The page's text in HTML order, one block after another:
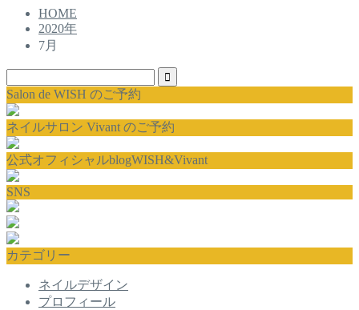
HOME
2020年
7月
Salon de WISH のご予約
ネイルサロン Vivant のご予約
公式オフィシャルblogWISH&Vivant
SNS
カテゴリー
ネイルデザイン
プロフィール